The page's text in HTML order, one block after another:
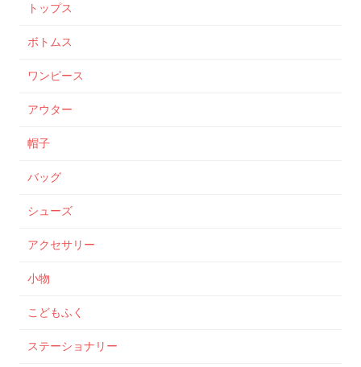
トップス
ボトムス
ワンピース
アウター
帽子
バッグ
シューズ
アクセサリー
小物
こどもふく
ステーショナリー